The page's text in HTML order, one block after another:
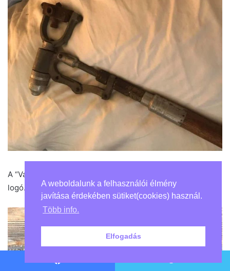
A “Vad Rózsa” kocsma küszöbében látható a vasból készült
logó.
A weboldalunk a felhasználói élmény
javítása érdekében sütiket(cookies) használ.
Több info.
Elfogadás